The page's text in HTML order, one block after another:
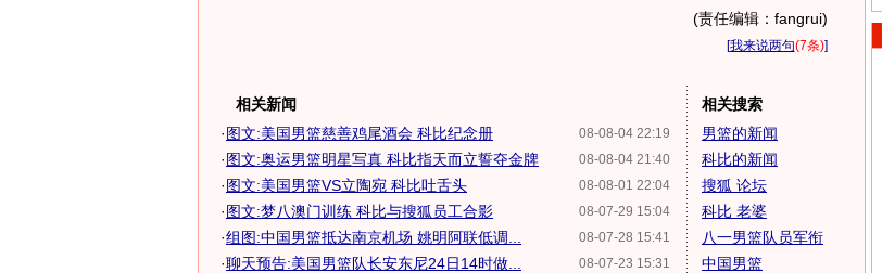
(责任编辑：fangrui)
[我来说两句(7条)]
相关新闻
08-08-04 22:19
·图文:美国男篮慈善鸡尾酒会 科比纪念册
08-08-04 21:40
·图文:奥运男篮明星写真 科比指天而立誓夺金牌
08-08-01 22:04
·图文:美国男篮VS立陶宛 科比吐舌头
08-07-29 15:04
·图文:梦八澳门训练 科比与搜狐员工合影
08-07-28 15:41
·组图:中国男篮抵达南京机场 姚明阿联低调...
08-07-23 15:31
·聊天预告:美国男篮队长安东尼24日14时做...
相关搜索
男篮的新闻
科比的新闻
搜狐 论坛
科比 老婆
八一男篮队员军衔
中国男篮